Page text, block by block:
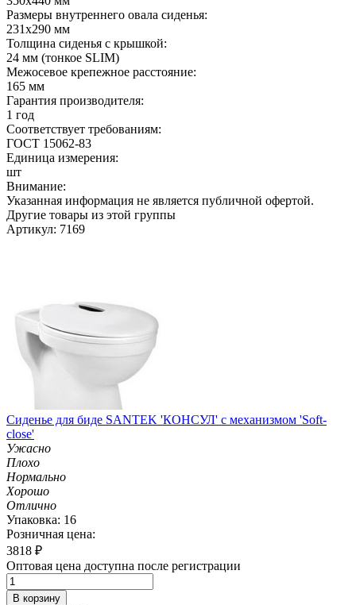
Размеры внутреннего овала сиденья:
231х290 мм
Толщина сиденья с крышкой:
24 мм (тонкое SLIM)
Межосевое крепежное расстояние:
165 мм
Гарантия производителя:
1 год
Соответствует требованиям:
ГОСТ 15062-83
Единица измерения:
шт
Внимание:
Указанная информация не является публичной офертой.
Другие товары из этой группы
Артикул: 7169
Сиденье для биде SANTEK 'КОНСУЛ' с механизмом 'Soft-
close'
Ужасно
Плохо
Нормально
Хорошо
Отлично
Упаковка: 16
Розничная цена:
3818 ₽
Оптовая цена доступна после регистрации
В корзину